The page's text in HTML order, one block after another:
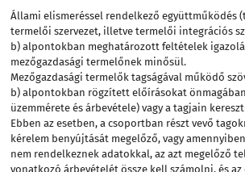
Állami elismeréssel rendelkező együttműködés
termelői szervezet, illetve termelői integrációs
b) alpontokban meghatározott feltételek
mezőgazdasági termelőnek minősül.
Mezőgazdasági termelők tagságával működő
b) alpontokban rögzített előírásokat
üzemmérete és árbevétele) vagy a tagjain
Ebben az esetben, a csoportban részt vevő
kérelem benyújtását megelőző, vagy
nem rendelkeznek adatokkal, az azt megelőző
vonatkozó árbevételét össze kell számolni, és az